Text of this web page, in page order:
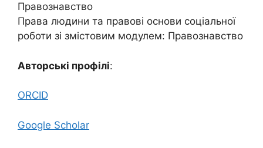
Правознавство
Права людини та правові основи соціальної
роботи зі змістовим модулем: Правознавство
Авторські профілі:
ORCID
Google Scholar